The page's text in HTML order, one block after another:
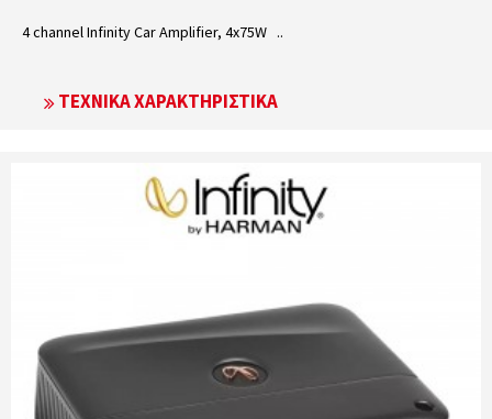
4 channel Infinity Car Amplifier, 4x75W ..
ΤΕΧΝΙΚΆ ΧΑΡΑΚΤΗΡΙΣΤΙΚΆ